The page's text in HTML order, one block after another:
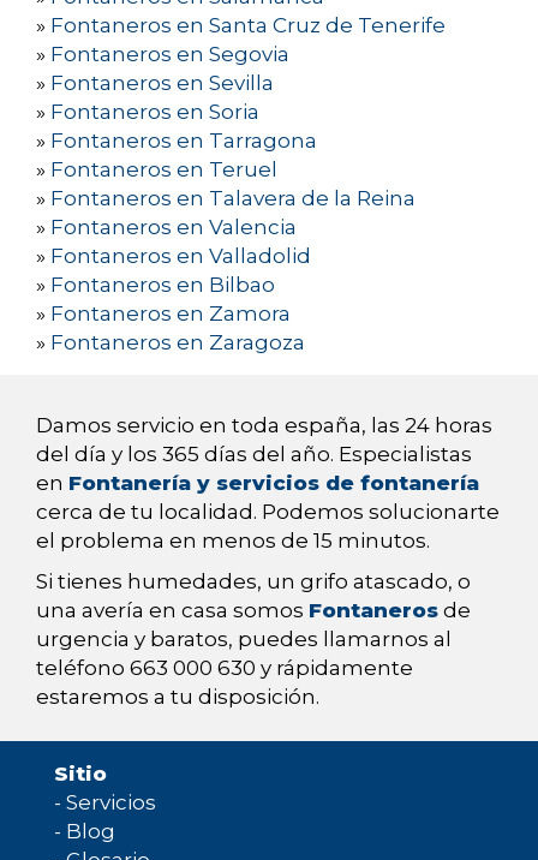
» Fontaneros en Santa Cruz de Tenerife
» Fontaneros en Segovia
» Fontaneros en Sevilla
» Fontaneros en Soria
» Fontaneros en Tarragona
» Fontaneros en Teruel
» Fontaneros en Talavera de la Reina
» Fontaneros en Valencia
» Fontaneros en Valladolid
» Fontaneros en Bilbao
» Fontaneros en Zamora
» Fontaneros en Zaragoza
Damos servicio en toda españa, las 24 horas
del día y los 365 días del año. Especialistas
en Fontanería y servicios de fontanería
cerca de tu localidad. Podemos solucionarte
el problema en menos de 15 minutos.
Si tienes humedades, un grifo atascado, o
una avería en casa somos Fontaneros de
urgencia y baratos, puedes llamarnos al
teléfono 663 000 630 y rápidamente
estaremos a tu disposición.
Sitio
- Servicios
- Blog